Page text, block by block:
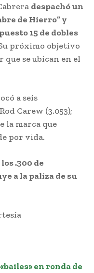
despachó un
de Hierro” y
15 de dobles
próximo objetivo
que se ubican en el
a seis
Carew (3.053);
la marca que
por vida.
.300 de
a la paliza de su
en ronda de